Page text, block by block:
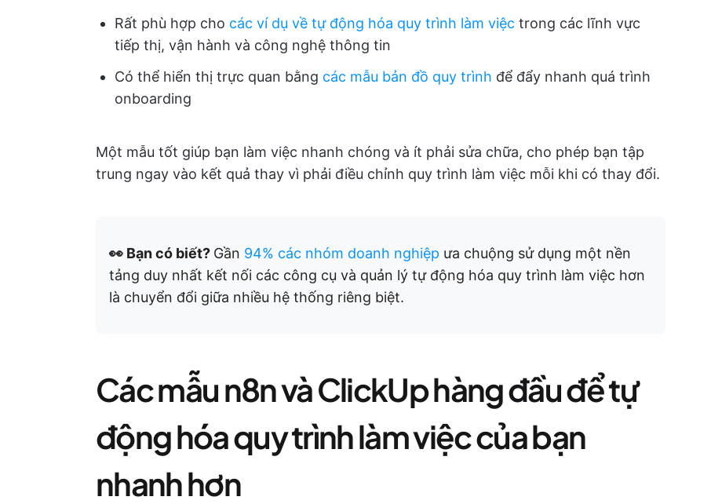
Rất phù hợp cho các ví dụ về tự động hóa quy trình làm việc trong các lĩnh vực
tiếp thị, vận hành và công nghệ thông tin
Có thể hiển thị trực quan bằng các mẫu bản đồ quy trình để đẩy nhanh quá trình
onboarding
Một mẫu tốt giúp bạn làm việc nhanh chóng và ít phải sửa chữa, cho phép bạn tập
trung ngay vào kết quả thay vì phải điều chỉnh quy trình làm việc mỗi khi có thay đổi.
👀 Bạn có biết? Gần 94% các nhóm doanh nghiệp ưa chuộng sử dụng một nền
tảng duy nhất kết nối các công cụ và quản lý tự động hóa quy trình làm việc hơn
là chuyển đổi giữa nhiều hệ thống riêng biệt.
Các mẫu n8n và ClickUp hàng đầu để tự
động hóa quy trình làm việc của bạn
nhanh hơn